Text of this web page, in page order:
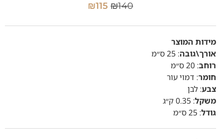
₪140
₪115
מידות המוצר
אורך\גובה: 25 ס״מ
רוחב: 20 ס״מ
חומר: דמוי עור
צבע: לבן
משקל: 0.35 ק״ג
גודל: 25 ס״מ